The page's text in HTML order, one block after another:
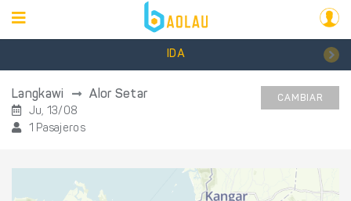
IDA
Langkawi Alor Setar
Ju, 13/08
1 Pasajeros
CAMBIAR